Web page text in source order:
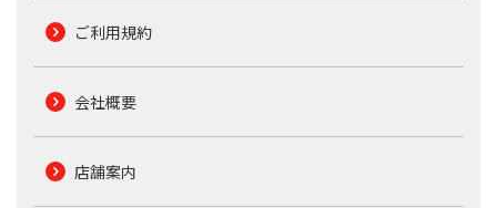
ご利用規約
会社概要
店舗案内